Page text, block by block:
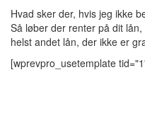
Hvad sker der, hvis jeg ikke
Så løber der renter på dit
helst andet lån, der ikke er
[wprevpro_usetemplate